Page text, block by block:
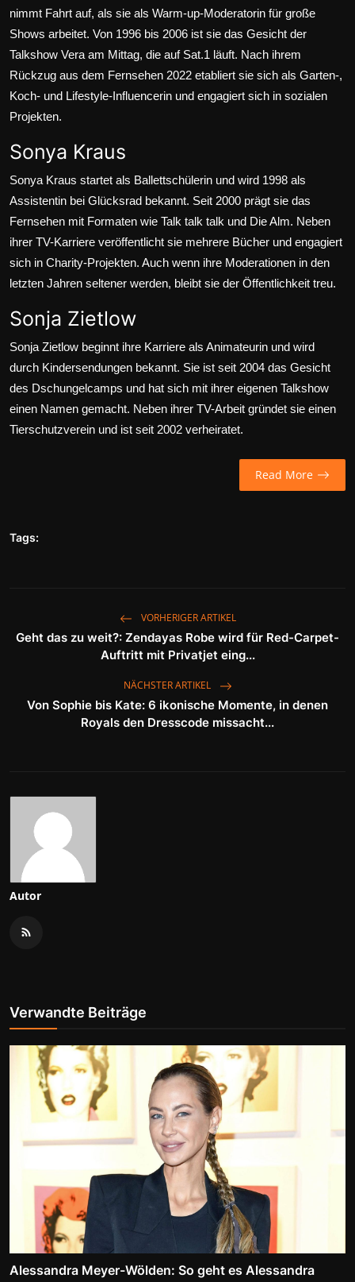
nimmt Fahrt auf, als sie als Warm-up-Moderatorin für große
Shows arbeitet. Von 1996 bis 2006 ist sie das Gesicht der
Talkshow Vera am Mittag, die auf Sat.1 läuft. Nach ihrem
Rückzug aus dem Fernsehen 2022 etabliert sie sich als Garten-,
Koch- und Lifestyle-Influencerin und engagiert sich in sozialen
Projekten.
Sonya Kraus
Sonya Kraus startet als Ballettschülerin und wird 1998 als
Assistentin bei Glücksrad bekannt. Seit 2000 prägt sie das
Fernsehen mit Formaten wie Talk talk talk und Die Alm. Neben
ihrer TV-Karriere veröffentlicht sie mehrere Bücher und engagiert
sich in Charity-Projekten. Auch wenn ihre Moderationen in den
letzten Jahren seltener werden, bleibt sie der Öffentlichkeit treu.
Sonja Zietlow
Sonja Zietlow beginnt ihre Karriere als Animateurin und wird
durch Kindersendungen bekannt. Sie ist seit 2004 das Gesicht
des Dschungelcamps und hat sich mit ihrer eigenen Talkshow
einen Namen gemacht. Neben ihrer TV-Arbeit gründet sie einen
Tierschutzverein und ist seit 2002 verheiratet.
Read More
Tags:
VORHERIGER ARTIKEL
Geht das zu weit?: Zendayas Robe wird für Red-Carpet-
Auftritt mit Privatjet eing...
NÄCHSTER ARTIKEL
Von Sophie bis Kate: 6 ikonische Momente, in denen
Royals den Dresscode missacht...
Autor
Verwandte Beiträge
Alessandra Meyer-Wölden: So geht es Alessandra